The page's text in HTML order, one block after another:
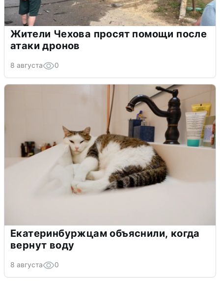
Жители Чехова просят помощи после
атаки дронов
8 августа 0
Екатеринбуржцам объяснили, когда
вернут воду
8 августа 0